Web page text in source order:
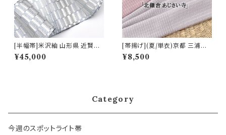
[半幅帯]米沢紬 山形県 近賢織
物 謹製 絹 和紙 日本製(商品番
号:22468)
¥45,000
[帯揚げ](夏/単衣)京都 三浦清
商店 謹製『北鎌倉 あじさい寺』
岩滝丹後ちりめん(商品番号:20
¥8,500
Category
今週のスポットライト帯